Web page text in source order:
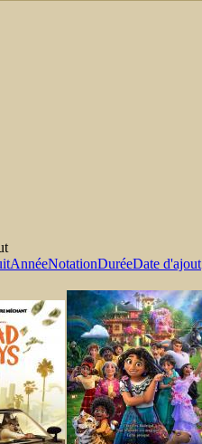
AnnéeNotationDuréeDate d'ajout